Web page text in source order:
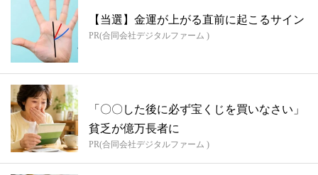
【当選】金運が上がる直前に起こるサイン
PR(合同会社デジタルファーム )
「〇〇した後に必ず宝くじを買いなさい」
貧乏が億万長者に
PR(合同会社デジタルファーム )